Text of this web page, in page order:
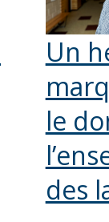
Un
le
des